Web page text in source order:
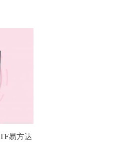
易方达